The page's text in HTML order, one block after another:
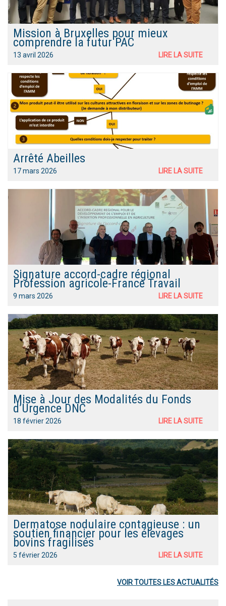
Mission à Bruxelles pour mieux
comprendre la futur PAC
13 avril 2026 LIRE LA SUITE
Arrêté Abeilles
17 mars 2026 LIRE LA SUITE
Signature accord-cadre régional
Profession agricole-France Travail
9 mars 2026 LIRE LA SUITE
Mise à Jour des Modalités du Fonds
d’Urgence DNC
18 février 2026 LIRE LA SUITE
Dermatose nodulaire contagieuse : un
soutien financier pour les élevages
bovins fragilisés
5 février 2026 LIRE LA SUITE
VOIR TOUTES LES ACTUALITÉS